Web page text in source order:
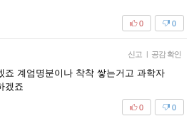
0
0
신고 | 공감 확인
죠 계엄명분이나 착착 쌓는거고 과학자
겠죠
0
0